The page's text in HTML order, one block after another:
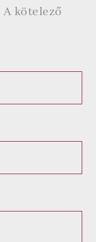
A kötelező